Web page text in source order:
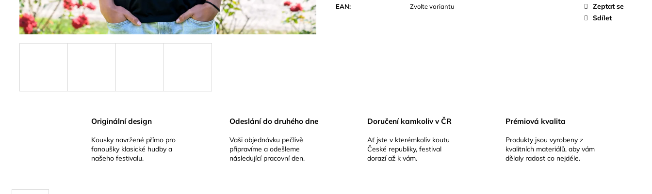
EAN: Zvolte variantu
Zeptat se
Sdílet
Originální design
Kousky navržené přímo pro
fanoušky klasické hudby a
našeho festivalu.
Odeslání do druhého dne
Vaši objednávku pečlivě
připravíme a odešleme
následující pracovní den.
Doručení kamkoliv v ČR
Ať jste v kterémkoliv koutu
České republiky, festival
dorazí až k vám.
Prémiová kvalita
Produkty jsou vyrobeny z
kvalitních materiálů, aby vám
dělaly radost co nejdéle.